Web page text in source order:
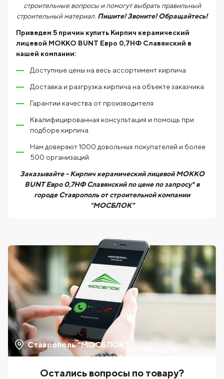
строительные вопросы и помогут выбрать правильный
строительный материал. Пишите! Звоните! Обращайтесь!
Приведем 5 причин купить Кирпич керамический
лицевой МОККО BUNT Евро 0,7НФ Славянский в
нашей компании:
Доступные цены на весь ассортимент кирпича
Доставка и разгрузка кирпича на объекте заказчика
Гарантии качества от производителя
Квалифицированная консультация и помощь при
подборе кирпича
Нам доверяют 1000 довольных покупателей и более
500 организаций
Заказывайте - Кирпич керамический лицевой МОККО
BUNT Евро 0,7НФ Славянский по цене по запросу* в
городе Ставрополь от строительной компании
“МОСБЛОК"
Ставрополь "МОСБЛОК"
Остались вопросы по товару?